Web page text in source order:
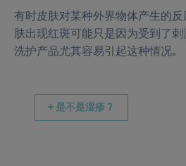
有时皮肤对某种外界物体产生的
肤出现红斑可能只是因为受到了刺
洗护产品尤其容易引起这种情况。
+ 是不是湿疹？